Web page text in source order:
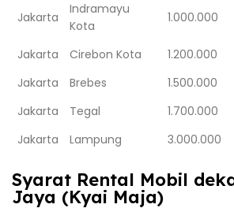
Jakarta
Indramayu
Kota
1.000.000
Jakarta Cirebon Kota 1.200.000
Jakarta
Brebes 1.500.000
Jakarta
Tegal 1.700.000
Jakarta
Lampung 3.000.000
Syarat Rental Mobil
Jaya (Kyai Maja)